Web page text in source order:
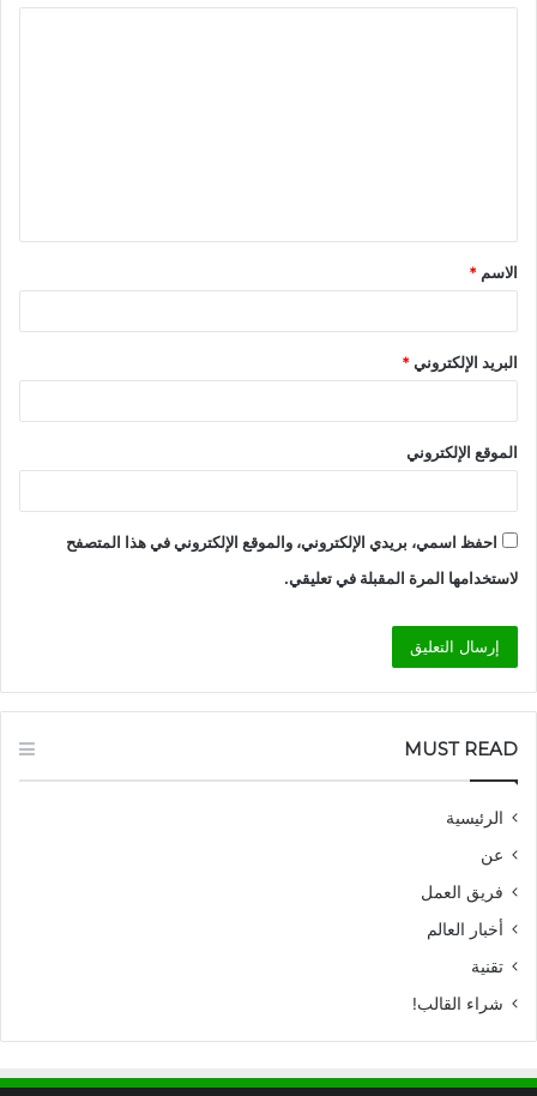
ق
*
الاسم *
البريد الإلكتروني*
الموقع الإلكتروني
احفظ اسمي، بريدي الإلكتروني، والموقع الإلكتروني في هذا المتصفح
لاستخدامها المرة المقبلة في تعليقي.
MUST READ
الرئيسية
عن
فريق العمل
أخبار العالم
تقنية
شراء القالب!